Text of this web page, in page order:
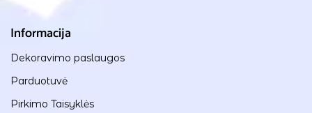
Informacija
Dekoravimo paslaugos
Parduotuvė
Pirkimo Taisyklės